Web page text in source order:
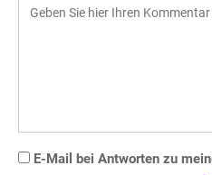
E-Mail bei Antworten zu